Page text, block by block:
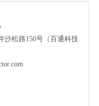
沙松路150号（百通科技